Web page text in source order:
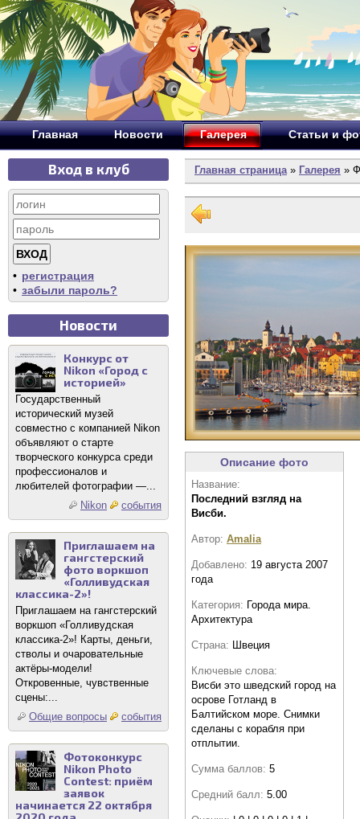
Главная Новости Галерея Статьи и
Вход в клуб
• регистрация
• забыли пароль?
Новости
Конкурс от
Nikon «Город с
историей»
Государственный
исторический музей
совместно с компанией Nikon
объявляют о старте
творческого конкурса среди
профессионалов и
любителей фотографии —...
Nikon
события
Приглашаем на
гангстерский
фото воркшоп
«Голливудская
классика-2»!
Приглашаем на гангстерский
воркшоп «Голливудская
классика-2»! Карты, деньги,
стволы и очаровательные
актёры-модели!
Откровенные, чувственные
сцены:...
Общие вопросы
события
Фотоконкурс
Nikon Photo
Contest: приём
заявок
начинается 22 октября
Главная страница» Галерея »
Описание фото
Название:
Последний взгляд на
Висби.
Автор: Amalia
Добавлено: 19 августа 2007
года
Категория: Города мира.
Архитектура
Страна: Швеция
Ключевые слова:
Висби это шведский город на
осрове Готланд в
Балтийском море. Снимки
сделаны с корабля при
отплытии.
Сумма баллов: 5
Средний балл: 5.00